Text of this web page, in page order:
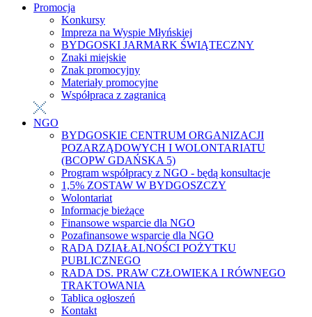
Promocja
Konkursy
Impreza na Wyspie Młyńskiej
BYDGOSKI JARMARK ŚWIĄTECZNY
Znaki miejskie
Znak promocyjny
Materiały promocyjne
Współpraca z zagranicą
NGO
BYDGOSKIE CENTRUM ORGANIZACJI
POZARZĄDOWYCH I WOLONTARIATU
(BCOPW GDAŃSKA 5)
Program współpracy z NGO - będą konsultacje
1,5% ZOSTAW W BYDGOSZCZY
Wolontariat
Informacje bieżące
Finansowe wsparcie dla NGO
Pozafinansowe wsparcie dla NGO
RADA DZIAŁALNOŚCI POŻYTKU
PUBLICZNEGO
RADA DS. PRAW CZŁOWIEKA I RÓWNEGO
TRAKTOWANIA
Tablica ogłoszeń
Kontakt